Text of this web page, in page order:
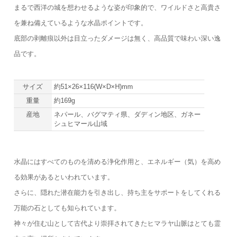
まるで西洋の城を想わせるような姿が印象的で、ワイルドさと高貴さ
を兼ね備えているような水晶ポイントです。
底部の剥離痕以外は目立ったダメージは無く、高品質で味わい深い逸
品です。
サイズ
約51×26×116(W×D×H)mm
重量
約169g
産地
ネパール、バグマティ県、ダディン地区、ガネー
シュヒマール山域
水晶にはすべてのものを清める浄化作用と、エネルギー（気）を高め
る効果があるといわれています。
さらに、隠れた潜在能力を引き出し、持ち主をサポートをしてくれる
万能の石としても知られています。
神々が住む山として古代より崇拝されてきたヒマラヤ山脈はとても霊